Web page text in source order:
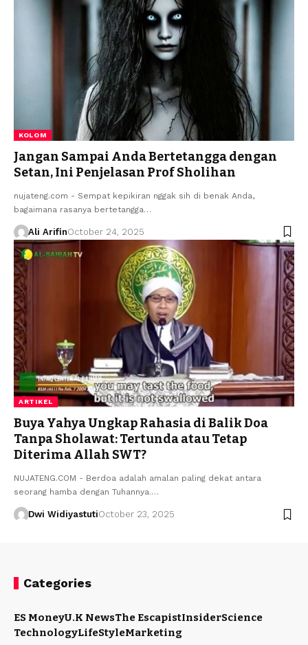
KOLOM
Jangan Sampai Anda Bertetangga dengan
Setan, Ini Penjelasan Prof Sholihan
nujateng.com - Sempat kepikiran nggak sih di benak Anda,
bagaimana rasanya bertetangga…
Ali ArifinOctober 24, 2025
ARTIKEL
Buya Yahya Ungkap Rahasia di Balik Doa
Tanpa Sholawat: Tertunda atau Tetap
Diterima Allah SWT?
NUJATENG.COM - Berdoa adalah amalan paling dekat antara
seorang hamba dengan Tuhannya.…
Dwi WidiyastutiOctober 23, 2025
Categories
ES MoneyU.K NewsThe EscapistInsiderScience
TechnologyLifeStyleMarketing